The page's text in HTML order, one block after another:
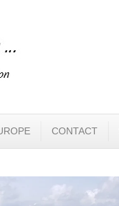
CONTACT